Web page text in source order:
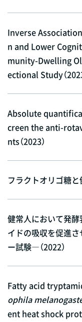
Inverse
n and Lower
munity-Dwelling
ectional Study（2023
Absolute
creen the anti-
nts（2023）
フラクトオリゴ糖と
健常人において発
イドの吸収を促進
ー試験―（2022）
Fatty acid
ophila
ent heat shock